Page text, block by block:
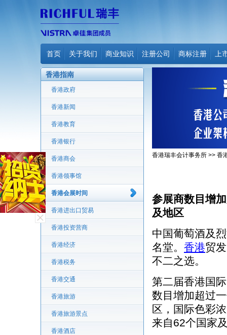
首页 关于我们 商业知识 注册公司 商标注册 上
香港指南
香港政府
香港新闻
香港教育
香港银行
香港商会
香港领事馆
香港会展时间
香港进出口贸易
香港投资营商
香港经济
香港税务
香港交通
香港旅游
香港旅游景点
香港酒店
香港瑞丰会计事务所 >> 香
参展商数目增
及地区
中国葡萄酒及
名堂。 香港贸
不二之选。
第二届香港国
数目增加超过
区，国际色彩
来自62个国家